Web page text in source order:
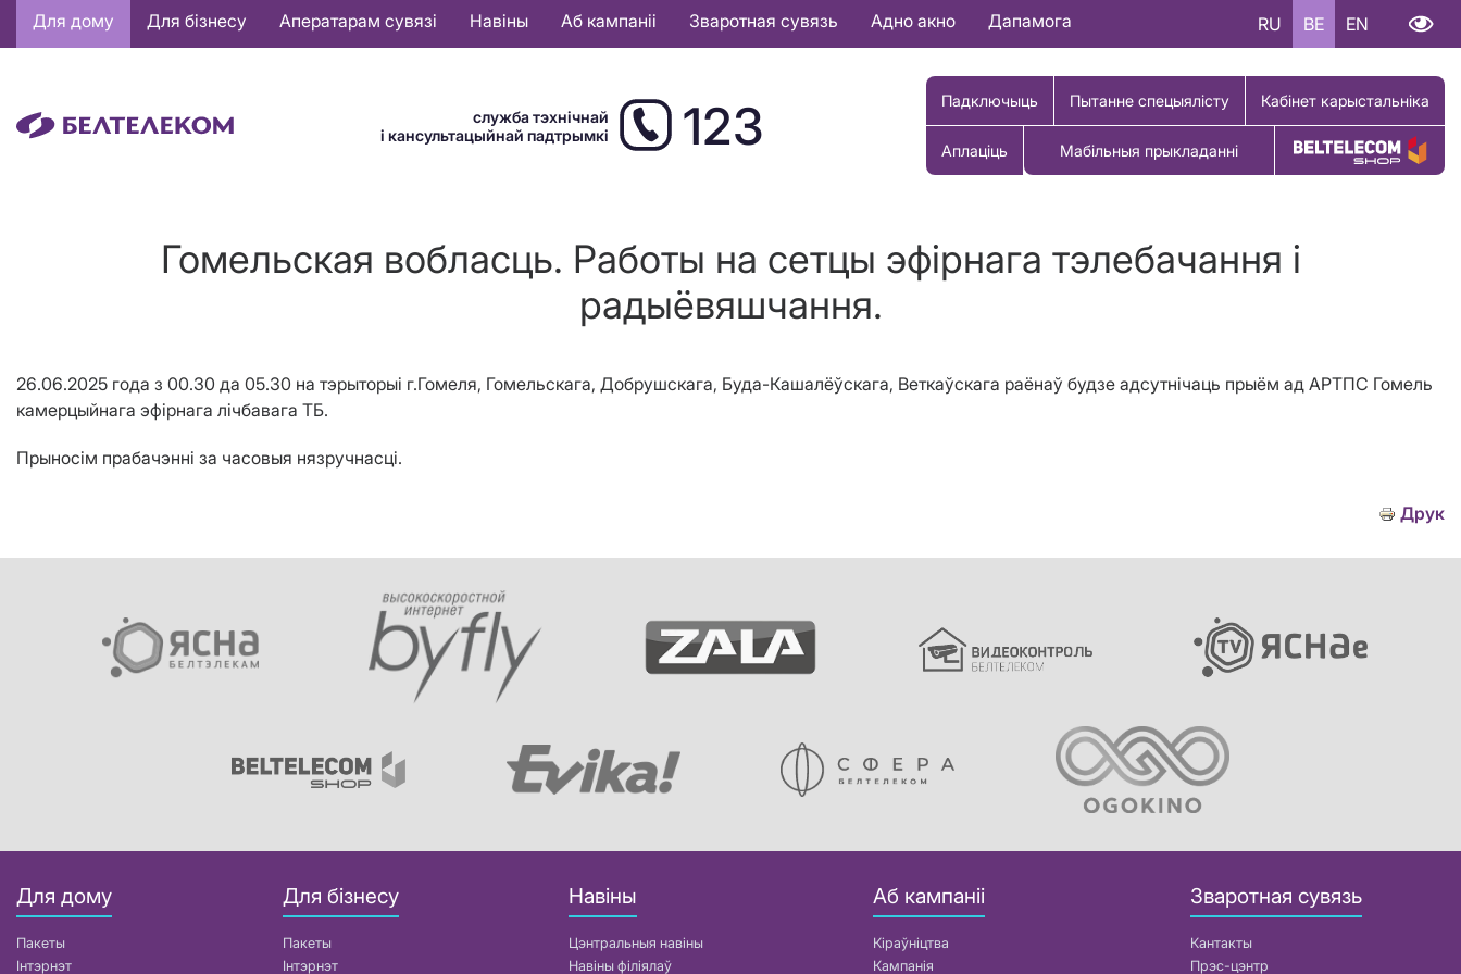
Основная
навигация
Для дому Для бізнесу Аператарам сувязі Навіны Аб кампаніі Зваротная сувязь Адно акно Дапамога RU BE EN
служба тэхнічнай
і кансультацыйнай падтрымкі
123 Падключыць Пытанне спецыялісту Кабінет карыстальніка
Аплаціць Мабільныя прыкладанні Купіць тавар
Гомельская вобласць. Работы на сетцы эфірнага тэлебачання і
радыёвяшчання.
26.06.2025 года з 00.30 да 05.30 на тэрыторыі г.Гомеля, Гомельскага, Добрушскага, Буда-Кашалёўскага, Веткаўскага раёнаў будзе адсутнічаць прыём ад АРТПС Гомель
камерцыйнага эфірнага лічбавага ТБ.
Прыносім прабачэнні за часовыя нязручнасці.
Друк
Для дому
Пакеты
Інтэрнэт
Для бізнесу
Пакеты
Інтэрнэт
Навіны
Цэнтральныя навіны
Навіны філіялаў
Аб кампаніі
Кіраўніцтва
Кампанія
Зваротная сувязь
Кантакты
Прэс-цэнтр